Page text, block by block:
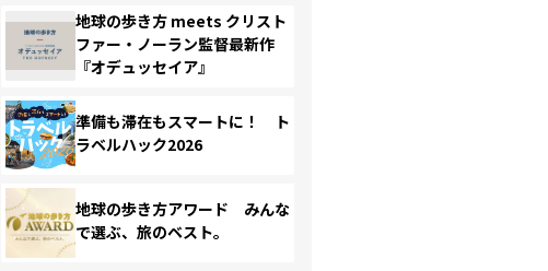
地球の歩き方 meets クリスト
ファー・ノーラン監督最新作
『オデュッセイア』
準備も滞在もスマートに！ ト
ラベルハック2026
地球の歩き方アワード みんな
で選ぶ、旅のベスト。